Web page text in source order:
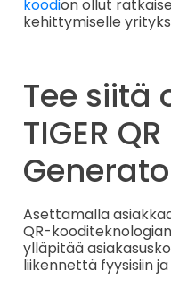
koodion ollut
kehittymiselle
Tee siitä
TIGER
Asettamalla
QR-
ylläpitää
liikennettä fyysisiin